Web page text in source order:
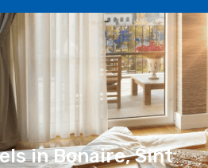
NL(€)
in Bonaire, Sint